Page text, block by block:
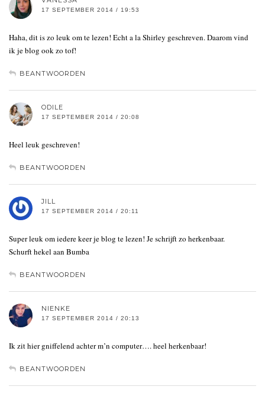
17 SEPTEMBER 2014 / 19:53
Haha, dit is zo leuk om te lezen! Echt a la Shirley geschreven. Daarom vind
ik je blog ook zo tof!
BEANTWOORDEN
ODILE
17 SEPTEMBER 2014 / 20:08
Heel leuk geschreven!
BEANTWOORDEN
JILL
17 SEPTEMBER 2014 / 20:11
Super leuk om iedere keer je blog te lezen! Je schrijft zo herkenbaar.
Schurft hekel aan Bumba
BEANTWOORDEN
NIENKE
17 SEPTEMBER 2014 / 20:13
Ik zit hier gniffelend achter m’n computer…. heel herkenbaar!
BEANTWOORDEN